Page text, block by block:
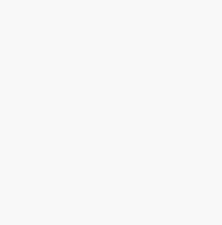
손》 개최
Narratives 》 개최
Weather)》 개최
개최
Archive》 개최
…보이지 않는 세계의 생성